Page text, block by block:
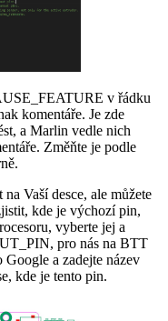
v řádku
komentáře. Je zde
a Marlin vedle nich
Změňte je podle
Vaší desce, ale můžete
kde je výchozí pin,
vyberte jej a
pro nás na BTT
a zadejte název
kde je tento pin.